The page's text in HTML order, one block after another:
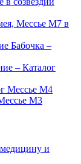
Мессье М7 в
Бабочка –
– Каталог
Мессье М4
М3